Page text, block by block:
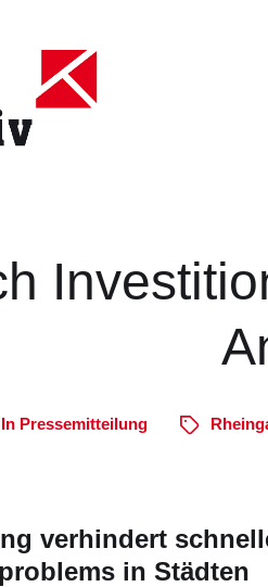
In Pressemitteilung
verhindert
in Städten